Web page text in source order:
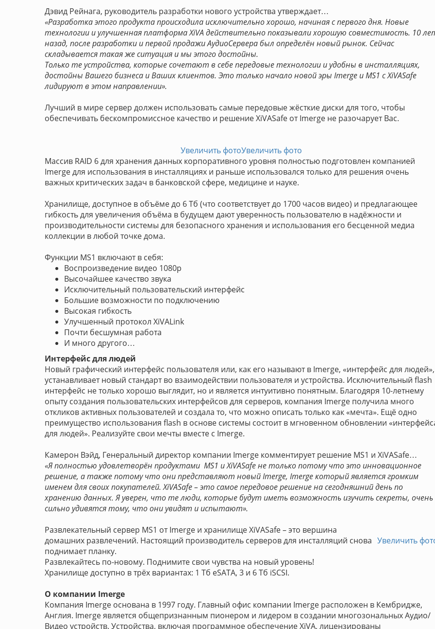
Дэвид Рейнага, руководитель разработки нового устройства утверждает…
«Разработка этого продукта происходила исключительно хорошо, начиная с первого дня. Новые
технологии и улучшенная платформа XiVA действительно показывали хорошую совместимость. 10
назад, после разработки и первой продажи АудиоСервера был определён новый рынок. Сейчас
складывается такая же ситуация и мы этого достойны.
Только те устройства, которые сочетают в себе передовые технологии и удобны в инсталляциях,
достойны Вашего бизнеса и Ваших клиентов. Это только начало новой эры Imerge и MS1 с XiVASafe
лидируют в этом направлении».
Лучший в мире сервер должен использовать самые передовые жёсткие диски для того, чтобы
обеспечивать бескомпромиссное качество и решение XiVASafe от Imerge не разочарует Вас.
Увеличить фотоУвеличить фото
Массив RAID 6 для хранения данных корпоративного уровня полностью подготовлен компанией
Imerge для использования в инсталляциях и раньше использовался только для решения очень
важных критических задач в банковской сфере, медицине и науке.
Хранилище, доступное в объёме до 6 Тб (что соответствует до 1700 часов видео) и предлагающее
гибкость для увеличения объёма в будущем дают уверенность пользователю в надёжности и
производительности системы для безопасного хранения и использования его бесценной медиа
коллекции в любой точке дома.
Функции MS1 включают в себя:
Воспроизведение видео 1080p
Высочайшее качество звука
Исключительный пользовательский интерфейс
Большие возможности по подключению
Высокая гибкость
Улучшенный протокол XiVALink
Почти бесшумная работа
И много другого…
Интерфейс для людей
Новый графический интерфейс пользователя или, как его называют в Imerge, «интерфейс для людей»,
устанавливает новый стандарт во взаимодействии пользователя и устройства. Исключительный flash
интерфейс не только хорошо выглядит, но и является интуитивно понятным. Благодяря 10-летнему
опыту создания пользовательских интерфейсов для серверов, компания Imerge получила много
откликов активных пользователей и создала то, что можно описать только как «мечта». Ещё одно
преимущество использования flash в основе системы состоит в мгновенном обновлении
для людей». Реализуйте свои мечты вместе с Imerge.
Камерон Вэйд, Генеральный директор компании Imerge комментирует решение MS1 и XiVASafe…
«Я полностью удовлетворён продуктами MS1 и XiVASafe не только потому что это инновационное
решение, а также потому что они представляют новый Imerge, Imerge который является громким
именем для своих покупателей. XiVASafe – это самое передовое решение на сегодняшний день по
хранению данных. Я уверен, что те люди, которые будут иметь возможность изучить секреты, очень
сильно удивятся тому, что они увидят и испытают».
Увеличить
Развлекательный сервер MS1 от Imerge и хранилище XiVASafe – это вершина
домашних развлечений. Настоящий производитель серверов для инсталляций снова
поднимает планку.
Развлекайтесь по-новому. Поднимите свои чувства на новый уровень!
Хранилище доступно в трёх вариантах: 1 Тб eSATA, 3 и 6 Тб iSCSI.
О компании Imerge
Компания Imerge основана в 1997 году. Главный офис компании Imerge расположен в Кембридже,
Англия. Imerge является общепризнанным пионером и лидером в создании многозональных Аудио/
Видео устройств. Устройства, включая программное обеспечение XiVA, лицензированы